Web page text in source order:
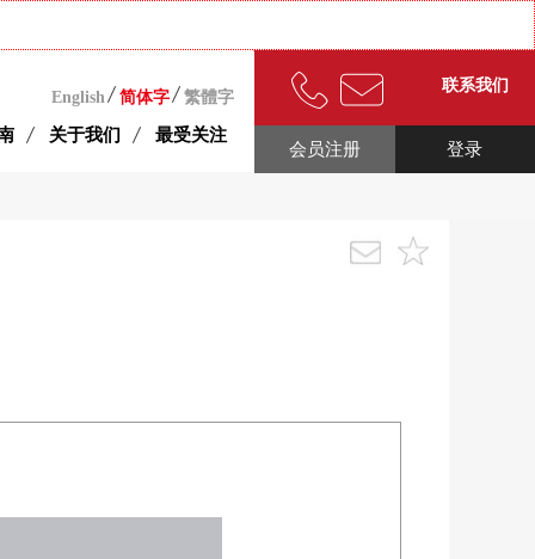
English 简体字 繁體字
关于我们 最受关注
联系我们
登录
会员注册